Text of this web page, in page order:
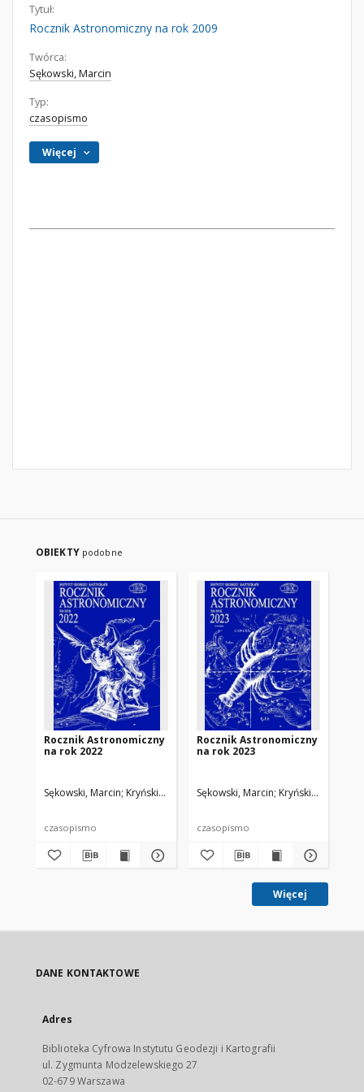
Tytuł:
Rocznik Astronomiczny na rok 2009
Twórca:
Sękowski, Marcin
Typ:
czasopismo
Więcej
OBIEKTY podobne
Rocznik Astronomiczny
na rok 2022
Sękowski, Marcin Kryński, Jan. Red.
czasopismo
Rocznik Astronomiczny
na rok 2023
Sękowski, Marcin Kryński, Jan. Red.
czasopismo
Więcej
DANE KONTAKTOWE
Adres
Biblioteka Cyfrowa Instytutu Geodezji i Kartografii
ul. Zygmunta Modzelewskiego 27
02-679 Warszawa